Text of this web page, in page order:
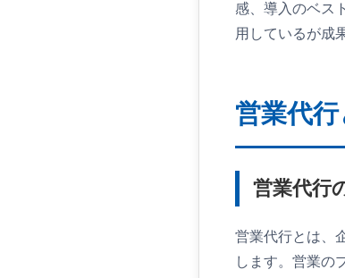
営業代
よく
感、導入のベス
用しているが成
営業代
営業代行
営業代行とは、
します。営業の